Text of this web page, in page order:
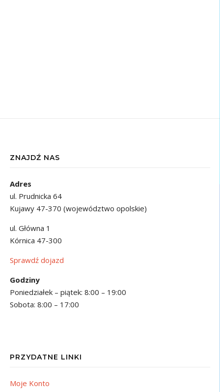
ZNAJDŹ NAS
Adres
ul. Prudnicka 64
Kujawy 47-370 (województwo opolskie)
ul. Główna 1
Kórnica 47-300
Sprawdź dojazd
Godziny
Poniedziałek – piątek: 8:00 – 19:00
Sobota: 8:00 – 17:00
PRZYDATNE LINKI
Moje Konto